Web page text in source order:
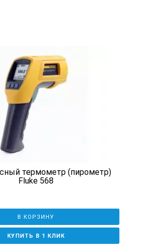
термометр (пирометр)
Fluke 568
В КОРЗИНУ
КУПИТЬ В 1 КЛИК